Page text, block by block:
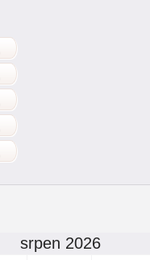
srpen 2026